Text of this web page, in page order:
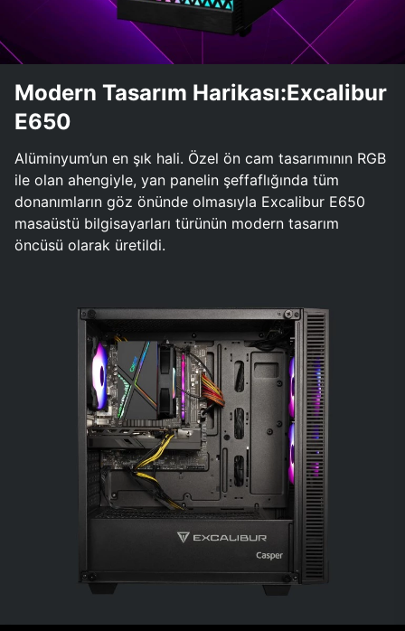
Modern Tasarım Harikası:Excalibur
E650
Alüminyum’un en şık hali. Özel ön cam tasarımının RGB
ile olan ahengiyle, yan panelin şeffaflığında tüm
donanımların göz önünde olmasıyla Excalibur E650
masaüstü bilgisayarları türünün modern tasarım
öncüsü olarak üretildi.